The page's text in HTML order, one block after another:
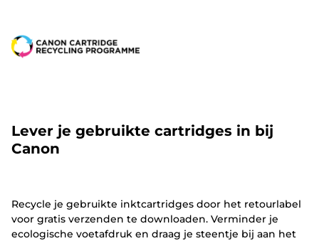
Lever je gebruikte cartridges in bij
Canon
Recycle je gebruikte inktcartridges door het retourlabel
voor gratis verzenden te downloaden. Verminder je
ecologische voetafdruk en draag je steentje bij aan het